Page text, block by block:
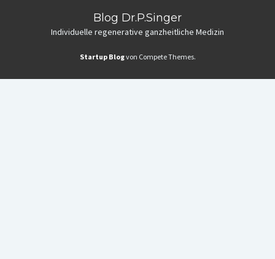
Blog Dr.P.Singer
Individuelle regenerative ganzheitliche Medizin
Startup Blogvon Compete Themes.